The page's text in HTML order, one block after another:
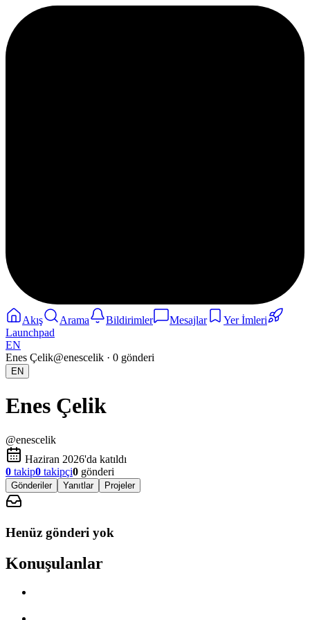
Akış Arama Bildirimler Mesajlar
Yer İmleri
Launchpad
EN
Enes Çelik@enescelik · 0 gönderi
EN
Enes Çelik
@enescelik
Haziran 2026'da katıldı
0 takip0 takipçi0 gönderi
Gönderiler Yanıtlar Projeler
Henüz gönderi yok
Konuşulanlar